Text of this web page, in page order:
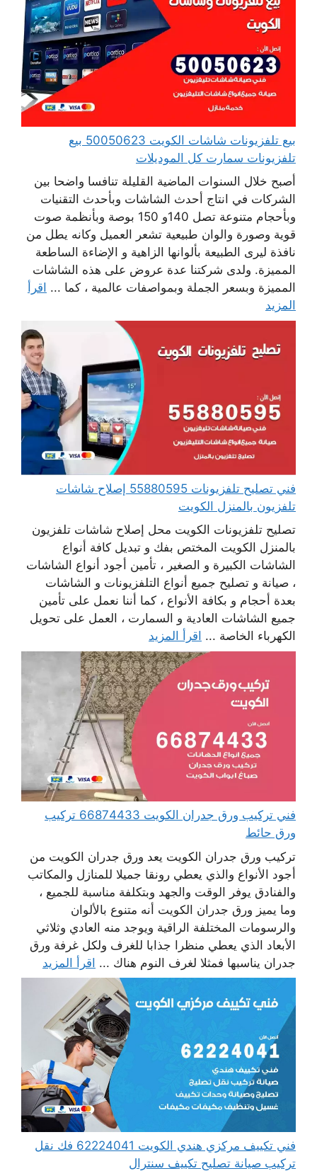
بيع تلفزيونات شاشات الكويت 50050623 بيع
تلفزيونات سمارت كل الموديلات
أصبح خلال السنوات الماضية القليلة تنافسا واضحا بين
الشركات في انتاج أحدث الشاشات وبأحدث التقنيات
وبأحجام متنوعة تصل 140و 150 بوصة وبأنظمة صوت
قوية وصورة والوان طبيعية تشعر العميل وكانه يطل من
نافذة ليرى الطبيعة بألوانها الزاهية و الإضاءة الساطعة
المميزة. ولدى شركتنا عدة عروض على هذه الشاشات
المميزة وبسعر الجملة وبمواصفات عالمية ، كما ... اقرأ
المزيد
فني تصليح تلفزيونات 55880595 إصلاح شاشات
تلفزيون بالمنزل الكويت
تصليح تلفزيونات الكويت محل إصلاح شاشات تلفزيون
بالمنزل الكويت المختص بفك و تبديل كافة أنواع
الشاشات الكبيرة و الصغير ، تأمين أجود أنواع الشاشات
، صيانة و تصليح جميع أنواع التلفزيونات و الشاشات
بعدة أحجام و بكافة الأنواع ، كما أننا نعمل على تأمين
جميع الشاشات العادية و السمارت ، العمل على تحويل
الكهرباء الخاصة ... اقرأ المزيد
فني تركيب ورق جدران الكويت 66874433 تركيب
ورق حائط
تركيب ورق جدران الكويت يعد ورق جدران الكويت من
أجود الأنواع والذي يعطي رونقا جميلا للمنازل والمكاتب
والفنادق يوفر الوقت والجهد وبتكلفة مناسبة للجميع ،
وما يميز ورق جدران الكويت أنه متنوع بالألوان
والرسومات المختلفة الراقية ويوجد منه العادي وثلاثي
الأبعاد الذي يعطي منظرا جذابا للغرف ولكل غرفة ورق
جدران يناسبها فمثلا لغرف النوم هناك ... اقرأ المزيد
فني تكييف مركزي هندي الكويت 62224041 فك نقل
تركيب صيانة تصليح تكييف سنترال